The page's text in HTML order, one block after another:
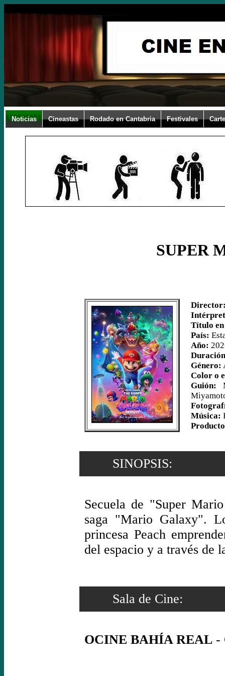
Noticias Cineastas Rodado en Cantabria Festivales
SUPER
Título en
País:
Año:
Género:
Color o
Guión:
Música:
SINOPSIS:
Secuela de "Super
saga "Mario Galaxy".
princesa Peach
del espacio y a través de
Sala de Cine:
OCINE BAHÍA REAL-